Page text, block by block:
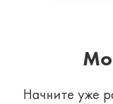
Начните уже